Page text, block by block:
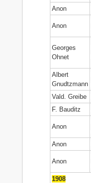
Anon
Anon
Georges
Ohnet
Albert
Gnudtzmann
Vald. Greibe
F. Bauditz
Anon
Anon
Anon
1908